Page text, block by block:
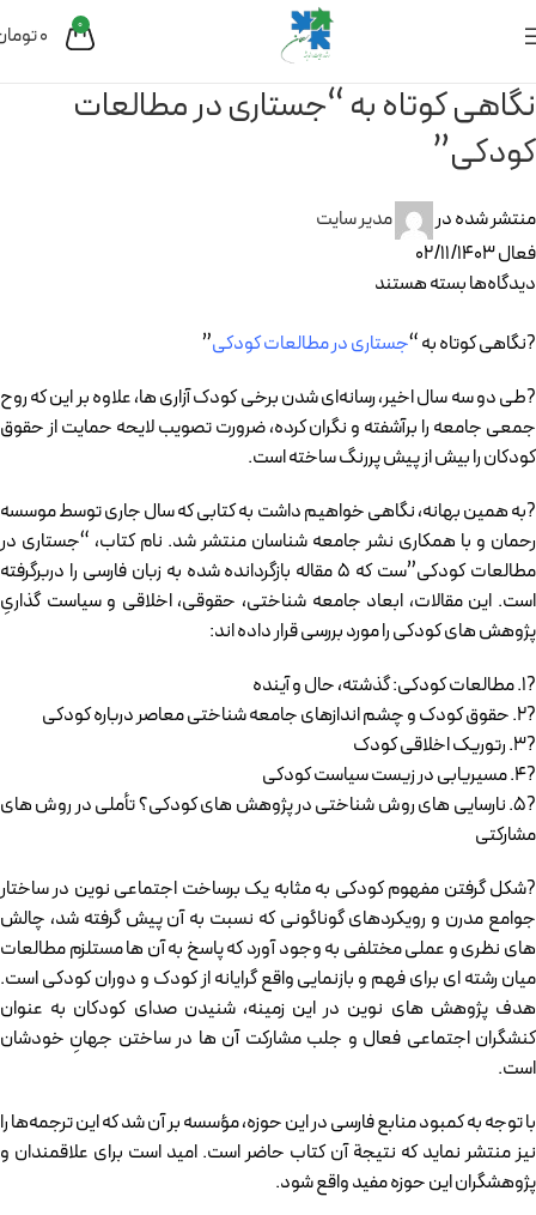
0
0
نگاهی کوتاه به “جستاری در مطالعات
کودکی”
منتشر شده در
مدیر سایت
فعال 02/11/1403
دیدگاه‌هابسته هستند
?نگاهی کوتاه به “جستاری در مطالعات کودکی”
?طی دو سه سال اخیر، رسانه‌ای شدن برخی کودک آزاری ها، علاوه بر این که روح
جمعی جامعه را برآشفته و نگران کرده، ضرورت تصویب لایحه حمایت از حقوق
کودکان را بیش از پیش پررنگ ساخته است.
?به همین بهانه، نگاهی خواهیم داشت به کتابی که سال جاری توسط موسسه
رحمان و با همکاری نشر جامعه شناسان منتشر شد. نام کتاب، “جستاری در
مطالعات کودکی”ست که 5 مقاله بازگردانده شده به زبان فارسی را دربرگرفته
است. این مقالات، ابعاد جامعه شناختی، حقوقی، اخلاقی و سیاست گذاریِ
پژوهش های کودکی را مورد بررسی قرار داده اند:
?1. مطالعات کودکی: گذشته، حال و آینده
?2. حقوق کودک و چشم اندازهای جامعه شناختی معاصر درباره کودکی
?3. رتوریک اخلاقی کودک
?4. مسیریابی در زیست سیاست کودکی
?5. نارسایی های روش شناختی در پژوهش های کودکی؟ تأملی در روش های
مشارکتی
?شکل گرفتن مفهوم کودکی به مثابه یک برساخت اجتماعی نوین در ساختار
جوامع مدرن و رویکردهای گوناگونی که نسبت به آن پیش گرفته شد، چالش
های نظری و عملی مختلفی به وجود آورد که پاسخ به آن ها مستلزم مطالعات
میان رشته ای برای فهم و بازنمایی واقع گرایانه از کودک و دوران کودکی است.
هدف پژوهش های نوین در این زمینه، شنیدن صدای کودکان به عنوان
کنشگران اجتماعی فعال و جلب مشارکت آن ها در ساختن جهانِ خودشان
است.
با توجه به کمبود منابع فارسی در این حوزه، مؤسسه بر آن شد که این ترجمه‌ها را
نیز منتشر نماید که نتیجة آن کتاب حاضر است. امید است برای علاقمندان و
پژوهشگران این حوزه مفید واقع شود.